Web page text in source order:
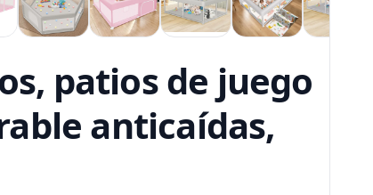
patios de juego
anticaídas,